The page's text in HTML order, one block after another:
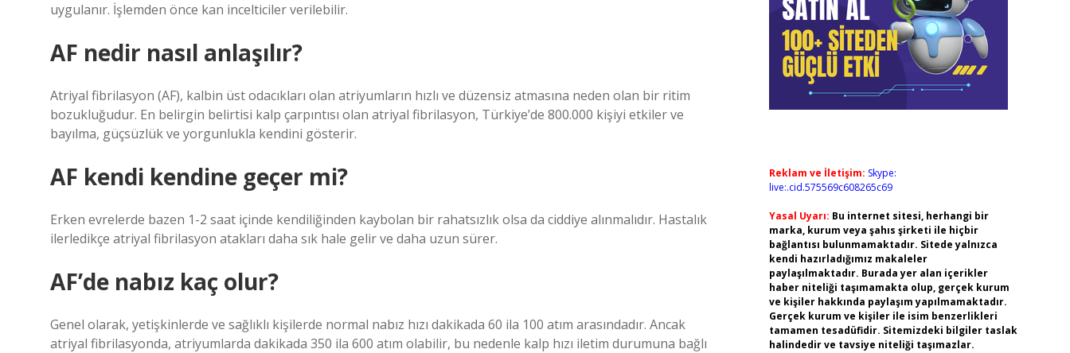
uygulanır. İşlemden önce kan incelticiler verilebilir.
AF nedir nasıl anlaşılır?
Atriyal fibrilasyon (AF), kalbin üst odacıkları olan atriyumların hızlı ve düzensiz atmasına neden olan bir ritim
bozukluğudur. En belirgin belirtisi kalp çarpıntısı olan atriyal fibrilasyon, Türkiye’de 800.000 kişiyi etkiler ve
bayılma, güçsüzlük ve yorgunlukla kendini gösterir.
AF kendi kendine geçer mi?
Erken evrelerde bazen 1-2 saat içinde kendiliğinden kaybolan bir rahatsızlık olsa da ciddiye alınmalıdır. Hastalık
ilerledikçe atriyal fibrilasyon atakları daha sık hale gelir ve daha uzun sürer.
AF’de nabız kaç olur?
Genel olarak, yetişkinlerde ve sağlıklı kişilerde normal nabız hızı dakikada 60 ila 100 atım arasındadır. Ancak
atriyal fibrilasyonda, atriyumlarda dakikada 350 ila 600 atım olabilir, bu nedenle kalp hızı iletim durumuna bağlı
Reklam ve İletişim: Skype:
live:.cid.575569c608265c69
Yasal Uyarı: Bu internet sitesi, herhangi bir
marka, kurum veya şahıs şirketi ile hiçbir
bağlantısı bulunmamaktadır. Sitede yalnızca
kendi hazırladığımız makaleler
paylaşılmaktadır. Burada yer alan içerikler
haber niteliği taşımamakta olup, gerçek kurum
ve kişiler hakkında paylaşım yapılmamaktadır.
Gerçek kurum ve kişiler ile isim benzerlikleri
tamamen tesadüfidir. Sitemizdeki bilgiler taslak
halindedir ve tavsiye niteliği taşımazlar.